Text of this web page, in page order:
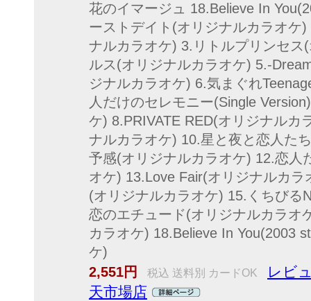
花のイマージュ 18.Believe In
ーストデイト(オリジナルカラオケ
ナルカラオケ) 3.リトルプリンセ
ルス(オリジナルカラオケ) 5.-
ジナルカラオケ) 6.気まぐれ
人だけのセレモニー(Single
ケ) 8.PRIVATE RED(オリジナルカ
ナルカラオケ) 10.星と夜と恋人た
予感(オリジナルカラオケ) 12.恋人
オケ) 13.Love Fair(オリジナルカ
(オリジナルカラオケ) 15.くちびる
恋のエチュード(オリジナルカラオ
カラオケ) 18.Believe In You(2003
ケ)
2,551円
税込 送料別 カードOK
レビ
天市場店